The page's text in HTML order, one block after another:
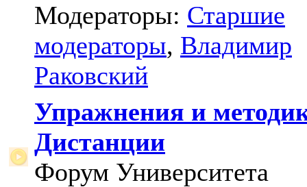
Модераторы: Старшие
модераторы, Владимир
Раковский
Упражнения и
Дистанции
Форум Университета